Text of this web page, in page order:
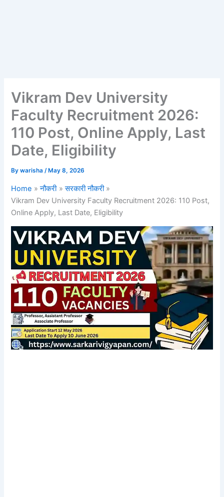
Vikram Dev University
Faculty Recruitment 2026:
110 Post, Online Apply, Last
Date, Eligibility
Bywarisha/ May 8, 2026
Home नौकरी
सरकारी नौकरी
Vikram Dev University Faculty Recruitment 2026: 110 Post,
Online Apply, Last Date, Eligibility